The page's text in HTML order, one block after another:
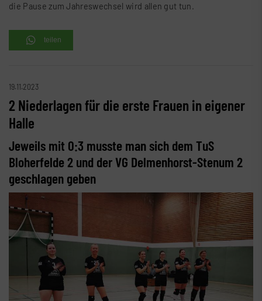
die Pause zum Jahreswechsel wird allen gut tun.
teilen
19.11.2023
2 Niederlagen für die erste Frauen in eigener
Halle
Jeweils mit 0:3 musste man sich dem TuS
Bloherfelde 2 und der VG Delmenhorst-Stenum 2
geschlagen geben